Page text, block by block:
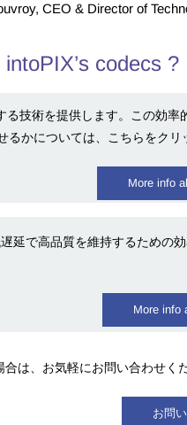
CEO & Director of
codecs ?
技術を提供します。この効
かについては、こちらをクリ
More info
延で高品質を維持するため
More info
合は 、お気軽にお問い合わせく
お問